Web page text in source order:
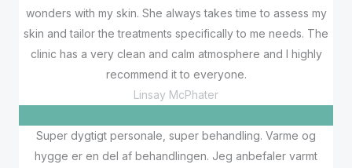
wonders with my skin. She always takes time to assess my
skin and tailor the treatments specifically to me needs. The
clinic has a very clean and calm atmosphere and I highly
recommend it to everyone.
Linsay McPhater
Super dygtigt personale, super behandling. Varme og
hygge er en del af behandlingen. Jeg anbefaler varmt